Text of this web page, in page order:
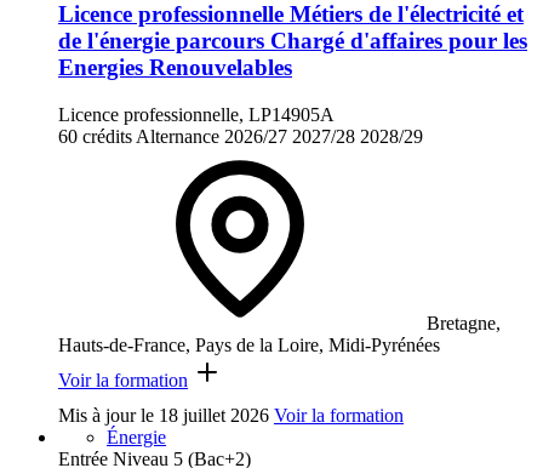
Licence professionnelle Métiers de l'électricité et
de l'énergie parcours Chargé d'affaires pour les
Energies Renouvelables
Licence professionnelle, LP14905A
60 crédits Alternance 2026/27 2027/28 2028/29
Bretagne,
Hauts-de-France, Pays de la Loire, Midi-Pyrénées
Voir la formation
Mis à jour le 18 juillet 2026 Voir la formation
Énergie
Entrée Niveau 5 (Bac+2)